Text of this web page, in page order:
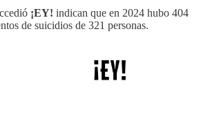
¡EY! indican que en 2024 hubo 404
de suicidios de 321 personas.